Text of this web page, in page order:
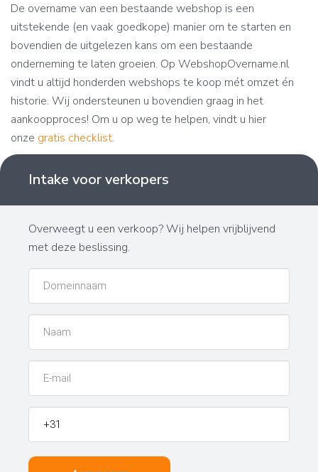
De overname van een bestaande webshop is een
uitstekende (en vaak goedkope) manier om te starten en
bovendien de uitgelezen kans om een bestaande
onderneming te laten groeien. Op WebshopOvername.nl
vindt u altijd honderden webshops te koop mét omzet én
historie. Wij ondersteunen u bovendien graag in het
aankoopproces! Om u op weg te helpen, vindt u hier
onze gratis checklist.
Intake voor verkopers
Overweegt u een verkoop? Wij helpen vrijblijvend
met deze beslissing.
Domeinnaam
Naam
E-
Mail
Telefoon